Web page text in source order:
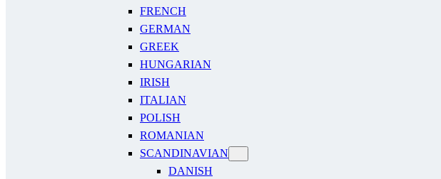
FRENCH
GERMAN
GREEK
HUNGARIAN
IRISH
ITALIAN
POLISH
ROMANIAN
SCANDINAVIAN
DANISH